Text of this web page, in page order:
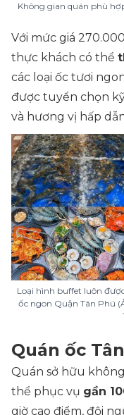
Không gian quán phù
Với mức giá
thực khách có thể
các loại ốc tươi
được tuyển chọn
và hương vị hấp
Loại hình buffet luôn
ốc ngon Quận Tân Phú
Quán ốc
Quán sở hữu
thể phục vụ gần
giờ cao điểm, đội